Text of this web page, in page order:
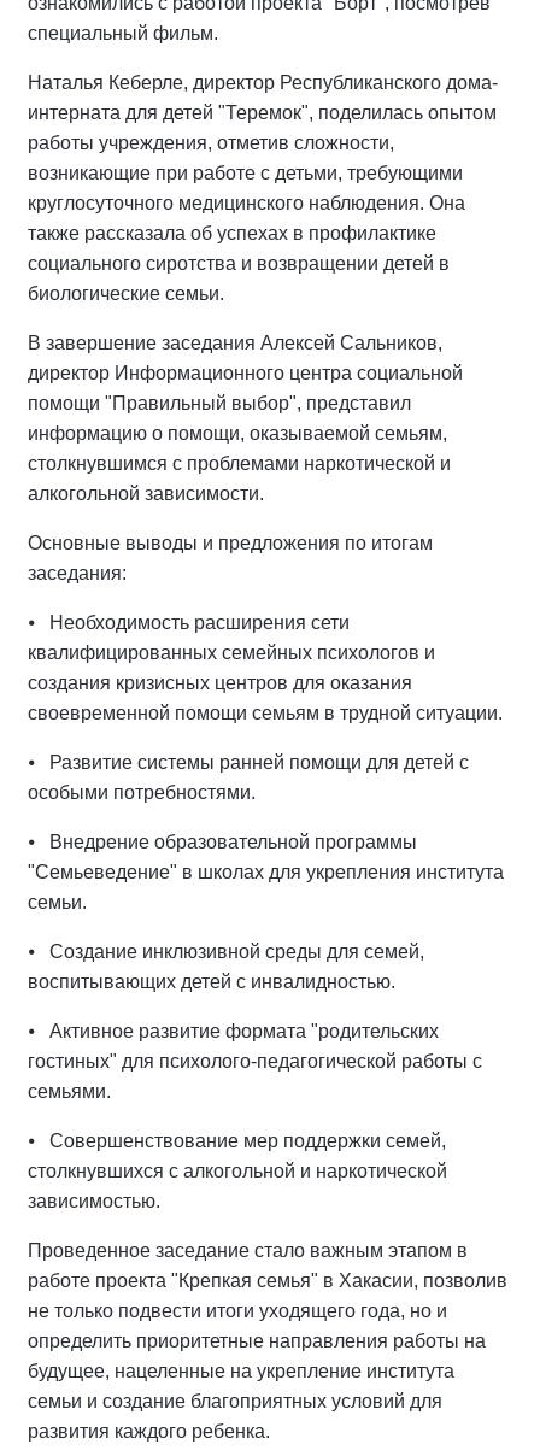
специальный фильм.
Наталья Кеберле, директор Республиканского дома-
интерната для детей "Теремок", поделилась опытом
работы учреждения, отметив сложности,
возникающие при работе с детьми, требующими
круглосуточного медицинского наблюдения. Она
также рассказала об успехах в профилактике
социального сиротства и возвращении детей в
биологические семьи.
В завершение заседания Алексей Сальников,
директор Информационного центра социальной
помощи "Правильный выбор", представил
информацию о помощи, оказываемой семьям,
столкнувшимся с проблемами наркотической и
алкогольной зависимости.
Основные выводы и предложения по итогам
заседания:
⦁ Необходимость расширения сети
квалифицированных семейных психологов и
создания кризисных центров для оказания
своевременной помощи семьям в трудной ситуации.
⦁ Развитие системы ранней помощи для детей с
особыми потребностями.
⦁ Внедрение образовательной программы
"Семьеведение" в школах для укрепления института
семьи.
⦁ Создание инклюзивной среды для семей,
воспитывающих детей с инвалидностью.
⦁ Активное развитие формата "родительских
гостиных" для психолого-педагогической работы с
семьями.
⦁ Совершенствование мер поддержки семей,
столкнувшихся с алкогольной и наркотической
зависимостью.
Проведенное заседание стало важным этапом в
работе проекта "Крепкая семья" в Хакасии, позволив
не только подвести итоги уходящего года, но и
определить приоритетные направления работы на
будущее, нацеленные на укрепление института
семьи и создание благоприятных условий для
развития каждого ребенка.